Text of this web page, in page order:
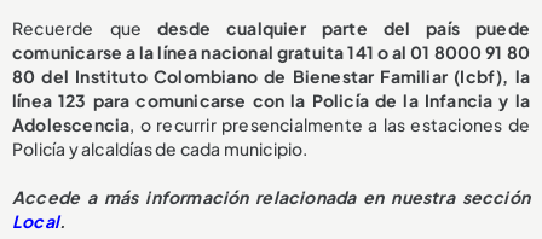
Recuerde quedesde cualquier parte del país puede
comunicarse a la línea nacional gratuita 141 o al 01 8000 91 80
80 del Instituto Colombiano de Bienestar Familiar (Icbf), la
línea 123 para comunicarse con la Policía de la Infancia y la
Adolescencia, o recurrir presencialmente a las estaciones de
Policía y alcaldías de cada municipio.
Accede a más información relacionada en nuestra sección
Local.